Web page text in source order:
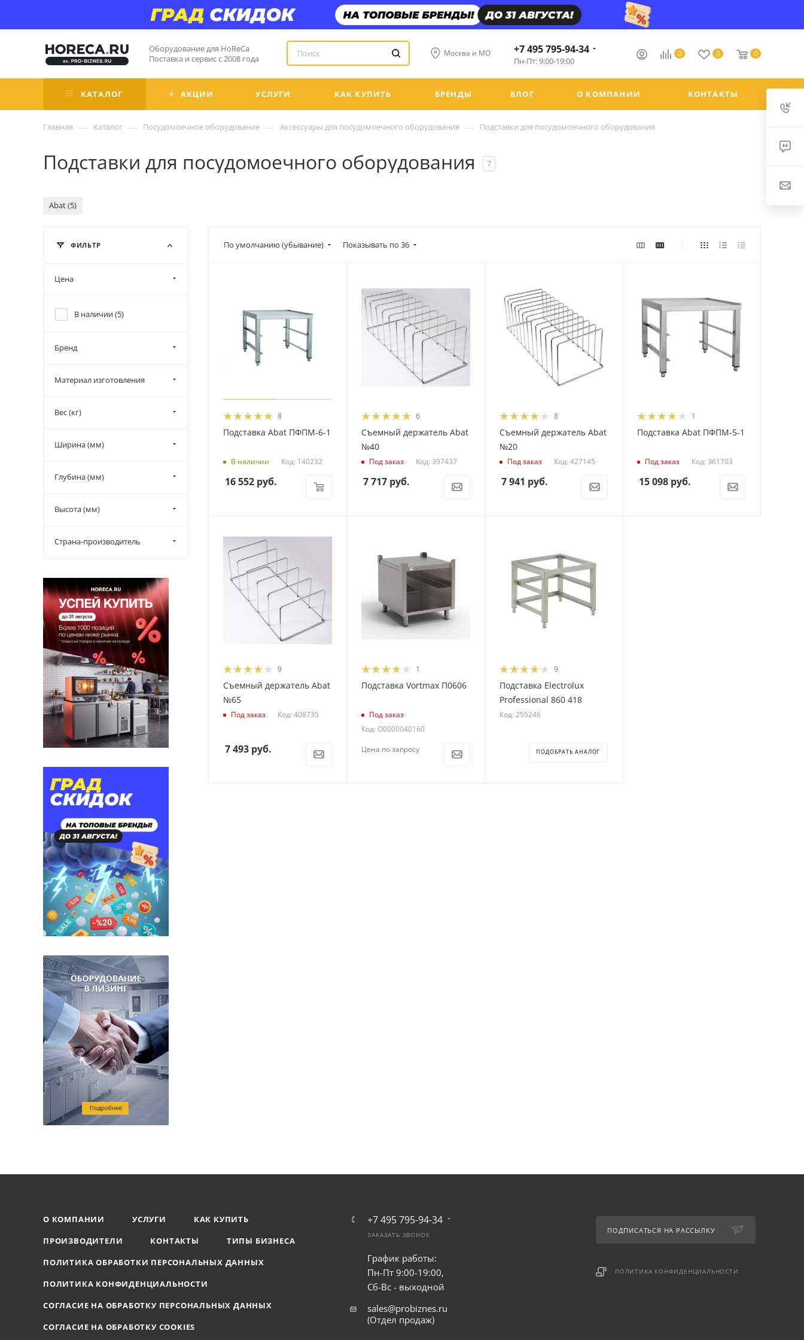
Оборудование для HoReCa
Поставка и сервис с 2008 года
Москва и МО 0 0 0
+7 495 795-94-34
Пн-Пт: 9:00-19:00
КАТАЛОГ АКЦИИ УСЛУГИ КАК КУПИТЬ БРЕНДЫ БЛОГ О КОМПАНИИ КОНТАКТЫ
Главная — Каталог — Посудомоечное оборудование — Аксессуары для посудомоечного оборудования — Подставки для посудомоечного оборудования
Подставки для посудомоечного оборудования 7
Abat (5)
По умолчанию (убывание) Показывать по 36
8
Подставка Abat ПФПМ-6-1
В наличии Код: 140232
16 552 руб.
6
Съемный держатель Abat
№40
Под заказ Код: 397437
7 717руб.
8
Съемный держатель Abat
№20
Под заказ Код: 427145
7 941 руб.
1
Подставка Abat ПФПМ‑5‑1
Под заказ Код: 361703
15 098 руб.
9
Съемный держатель Abat
№65
Под заказ Код: 408735
7 493 руб.
1
Подставка Vortmax П0606
Под заказ
Код: О0000040160
Цена по запросу
9
Подставка Electrolux
Professional 860 418
Код: 255246
ПОДОБРАТЬ АНАЛОГ
ФИЛЬТР
Цена
В наличии (5)
Бренд
Материал изготовления
Вес (кг)
Ширина (мм)
Глубина (мм)
Высота (мм)
Страна-производитель
О КОМПАНИИ УСЛУГИ
КАК КУПИТЬ
ПРОИЗВОДИТЕЛИ
КОНТАКТЫ
ТИПЫ БИЗНЕСА
ПОЛИТИКА ОБРАБОТКИ ПЕРСОНАЛЬНЫХ ДАННЫХ
ПОЛИТИКА КОНФИДЕНЦИАЛЬНОСТИ
СОГЛАСИЕ НА ОБРАБОТКУ ПЕРСОНАЛЬНЫХ ДАННЫХ
СОГЛАСИЕ НА ОБРАБОТКУ COOKIES
+7 495 795-94-34
ЗАКАЗАТЬ ЗВОНОК
График работы:
Пн-Пт 9:00-19:00,
Сб-Вс - выходной
sales@probiznes.ru
(Отдел продаж)
ПОДПИСАТЬСЯ НА РАССЫЛКУ
ПОЛИТИКА КОНФИДЕНЦИАЛЬНОСТИ